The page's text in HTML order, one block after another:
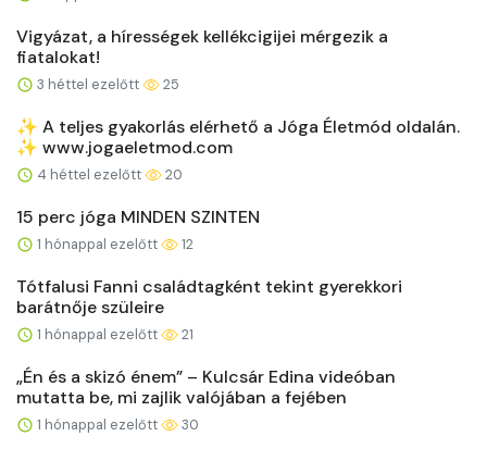
Vigyázat, a hírességek kellékcigijei mérgezik a
fiatalokat!
3 héttel ezelőtt 25
✨ A teljes gyakorlás elérhető a Jóga Életmód oldalán.
✨ www.jogaeletmod.com
4 héttel ezelőtt 20
15 perc jóga MINDEN SZINTEN
1 hónappal ezelőtt 12
Tótfalusi Fanni családtagként tekint gyerekkori
barátnője szüleire
1 hónappal ezelőtt 21
„Én és a skizó énem” – Kulcsár Edina videóban
mutatta be, mi zajlik valójában a fejében
1 hónappal ezelőtt 30